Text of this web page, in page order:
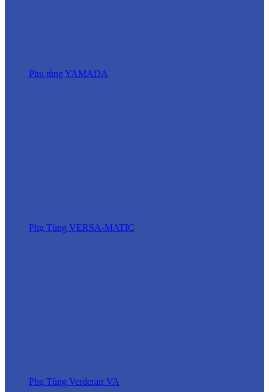
Phụ tùng YAMADA
Phụ Tùng VERSA-MATIC
Phụ Tùng Verderair VA